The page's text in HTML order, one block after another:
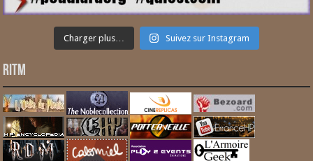
Charger plus… Suivez sur Instagram
RITM